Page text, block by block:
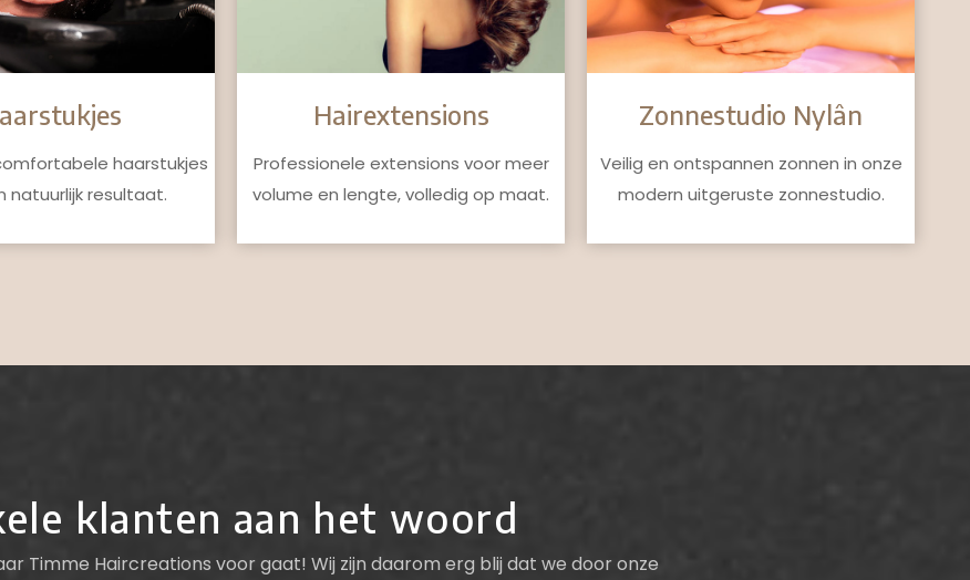
haarstukjes
natuurlijk resultaat.
Hairextensions
Professionele extensions voor meer
volume en lengte, volledig op maat.
Zonnestudio Nylân
Veilig en ontspannen zonnen in onze
modern uitgeruste zonnestudio.
klanten aan het woord
Timme Haircreations voor gaat! Wij zijn daarom erg blij dat we door onze